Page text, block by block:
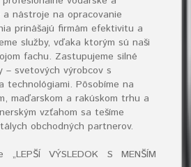
a nástroje na opracovanie
prinášajú firmám efektivitu a
služby, vďaka ktorým sú naši
fachu. Zastupujeme silné
– svetových výrobcov s
technológiami. Pôsobíme na
maďarskom a rakúskom trhu a
vzťahom sa tešíme
obchodných partnerov.
VÝSLEDOK S MENŠÍM